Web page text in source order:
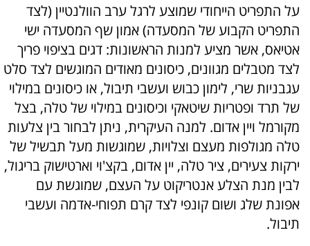
על התפריט הייחודי שמוצע לרגל ערב הוולנטיין (לצד
התפריט הקבוע של המסעדה) אמון שף המסעדה ישי
אטיאס, אשר מציע למנות הראשונות: דגים בציפוי פריך
לצד מטבלים מגוונים, כיסונים מאודים המוגשים לצד סלט
עגבניות שרי, לימון כבוש ועשבי תיבול, או כיסונים במילוי
של תרד ופטריות שיטאקי וכיסונים במילוי של טלה, בצל
מקורמל ויין אדום. למנה העיקרית, ניתן לבחור בין צלעות
טלה מגולפות מעצם וצלויות, שמוגשות מעל תבשיל של
ירקות צעירים, ציר טלה, יין אדום, בקצ'וי וארטישוק בריגול,
לבין מנת הצלע אנטריקוט על העצם, שמוגשת עם
אפונת שלג ושום קונפי לצד קרם תפוחי-אדמה ועשבי
תיבול.